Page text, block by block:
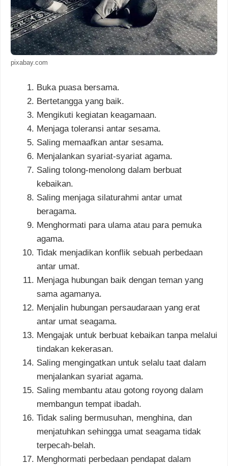
pixabay.com
Buka puasa bersama.
Bertetangga yang baik.
Mengikuti kegiatan keagamaan.
Menjaga toleransi antar sesama.
Saling memaafkan antar sesama.
Menjalankan syariat-syariat agama.
Saling tolong-menolong dalam berbuat
kebaikan.
Saling menjaga silaturahmi antar umat
beragama.
Menghormati para ulama atau para pemuka
agama.
Tidak menjadikan konflik sebuah perbedaan
antar umat.
Menjaga hubungan baik dengan teman yang
sama agamanya.
Menjalin hubungan persaudaraan yang erat
antar umat seagama.
Mengajak untuk berbuat kebaikan tanpa melalui
tindakan kekerasan.
Saling mengingatkan untuk selalu taat dalam
menjalankan syariat agama.
Saling membantu atau gotong royong dalam
membangun tempat ibadah.
Tidak saling bermusuhan, menghina, dan
menjatuhkan sehingga umat seagama tidak
terpecah-belah.
Menghormati perbedaan pendapat dalam